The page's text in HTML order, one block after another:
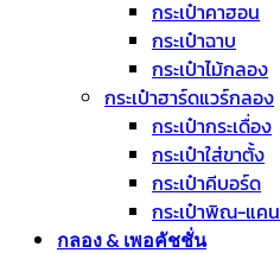
กระเป๋าคาฮอน
กระเป๋าฉาบ
กระเป๋าไม้กลอง
กระเป๋าฮาร์ดแวร์กลอง
กระเป๋ากระเดื่อง
กระเป๋าใส่ขาตั้ง
กระเป๋าคีบอร์ด
กระเป๋าพิณ-แคน
กลอง & เพอคัชชั่น